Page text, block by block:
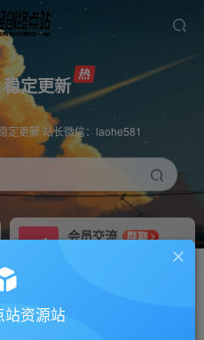
定更新
定更新 站长微信：laohe581
会员交流
群聊
站资源站